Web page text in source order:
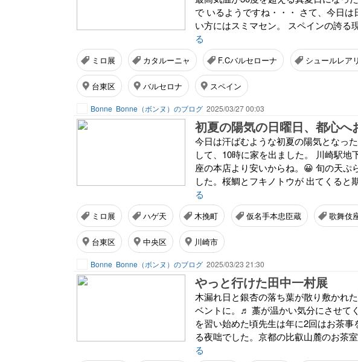
で いるようですね・・・ さて、今日
い方にはスミマセン。 スペインの誇る
る
ミロ展 カタルーニャ F.Cバルセローナ シュールレア
台東区 バルセロナ スペイン
Bonne Bonne（ボンヌ）のブログ 2025/03/27 00:03
初夏の陽気の日曜日、都心へ
今日は汗ばむような初夏の陽気となっ
して、10時に家を出ました。 川崎駅
座の本店より安いからね。😀 旬の天ぷ
した。桜鯛とフキノトウが 出てくると
る
ミロ展 ハゲ天 木挽町 仮名手本忠臣蔵 歌舞伎
台東区 中央区 川崎市
Bonne Bonne（ボンヌ）のブログ 2025/03/23 21:30
やっと行けた田中一村展
木漏れ日と銀杏の落ち葉が散り敷かれ
ベントに。♬ 藁が温かい気分にさせて
を習い始めた頃先生は年に2回はお茶
る夜咄でした。京都の比叡山麓のお茶
る